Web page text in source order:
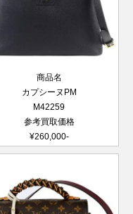
商品名
カプシーヌPM
M42259
参考買取価格
¥260,000-